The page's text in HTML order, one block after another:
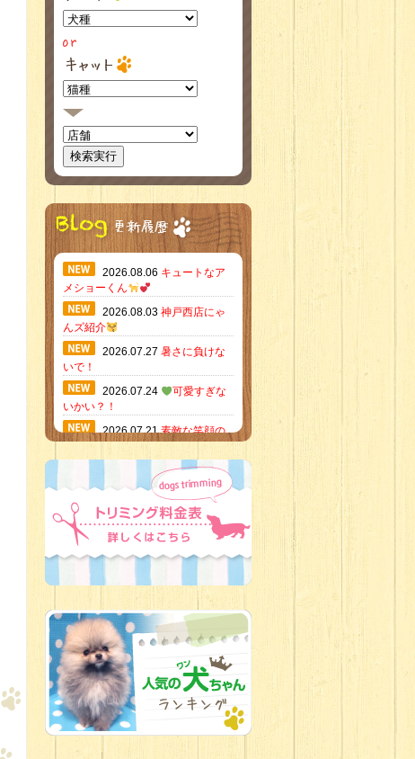
2026.08.06 キュートなア
メショーくん
2026.08.03 神戸西店にゃ
んズ紹介
2026.07.27 暑さに負けな
いで！
2026.07.24
可愛すぎな
いかい？！
2026.07.21素敵な笑顔の
当店のイチオ
シにゃんこ
2026.07.15
ミニチュア
ピンシャーのご紹介
2026.07.09加古川店：可
2026.07.06 新入生紹介
2026.07.03
ちびっこワン
コ
2026.07.01ダラダラな猫
スタッフ
新入生